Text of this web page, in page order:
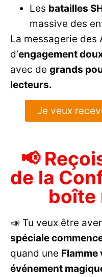
Les batailles
massive des
La messagerie des
d’engagement
avec de grands
lecteurs.
Je veux
📢
de la
boîte
📣 Tu veux être
spéciale
quand une Flamme
événement